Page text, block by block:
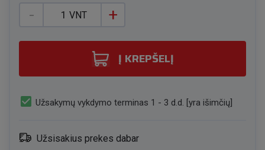
- +
VNT
Į KREPŠELĮ
check_box Užsakymų vykdymo terminas 1 - 3 d.d. [yra išimčių]
Užsisakius prekes dabar